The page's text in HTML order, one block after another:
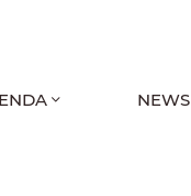
NEWS